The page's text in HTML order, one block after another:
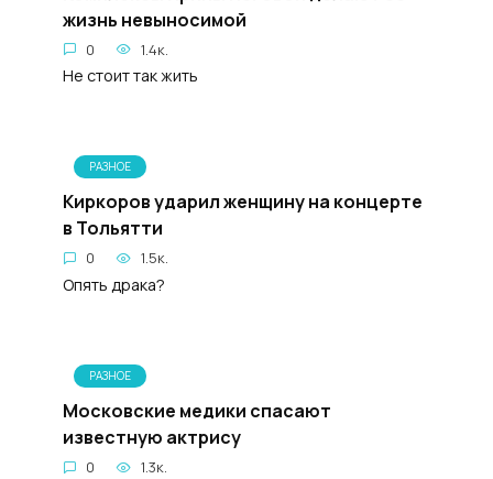
жизнь невыносимой
0 1.4к.
Не стоит так жить
РАЗНОЕ
Киркоров ударил женщину на концерте
в Тольятти
0 1.5к.
Опять драка?
РАЗНОЕ
Московские медики спасают
известную актрису
0 1.3к.